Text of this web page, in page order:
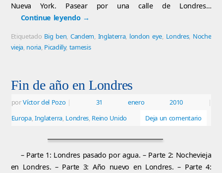
Nueva York. Pasear por una calle de Londres…
Continue leyendo →
Etiquetado Big ben, Candem, Inglaterra, london eye, Londres, Noche
vieja, noria, Picadilly, tamesis
Fin de año en Londres
porVíctor del Pozo | 31 enero 2010
|
Europa,Inglaterra, Londres, Reino Unido Deja un comentario
– Parte 1: Londres pasado por agua. – Parte 2: Nochevieja
en Londres. – Parte 3: Año nuevo en Londres. – Parte 4: